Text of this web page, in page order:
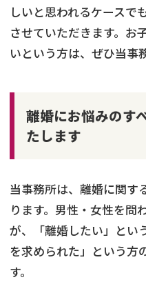
しいと思われるケースで
させていただきます。お
いという方は、ぜひ当事
離婚にお悩みのす
たします
当事務所は、離婚に関す
ります。男性・女性を問
が、「離婚したい」とい
を求められた」という方
す。